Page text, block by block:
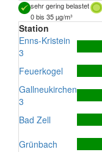
sehr gering belastet
0 bis 35 µg/m³
Station
Enns-Kristein
3
Feuerkogel
Gallneukirchen
3
Bad Zell
Grünbach